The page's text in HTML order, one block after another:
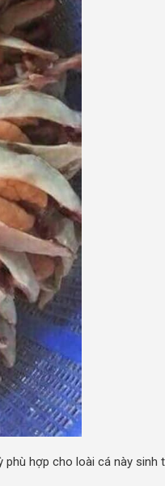
hợp cho loài cá này sinh